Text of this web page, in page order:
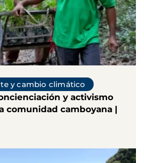
y cambio climático
y activismo
comunidad camboyana |